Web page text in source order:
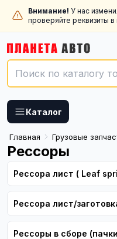
Внимание! У нас
проверяйте реквизиты
Каталог
Главная Грузовые
Рессоры
Рессора лист ( Leaf
Рессора лист/
Рессоры в сборе